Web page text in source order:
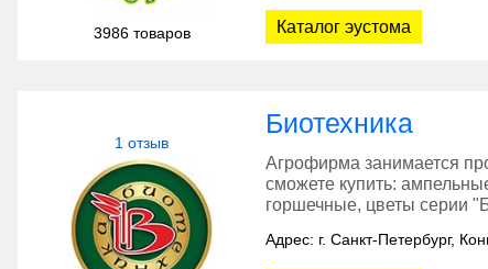
3986 товаров Каталог эустома
1 отзыв
Биотехника
Агрофирма занимается
сможете купить:
горшечные, цветы серии
Адрес: г. Санкт-Петербург,